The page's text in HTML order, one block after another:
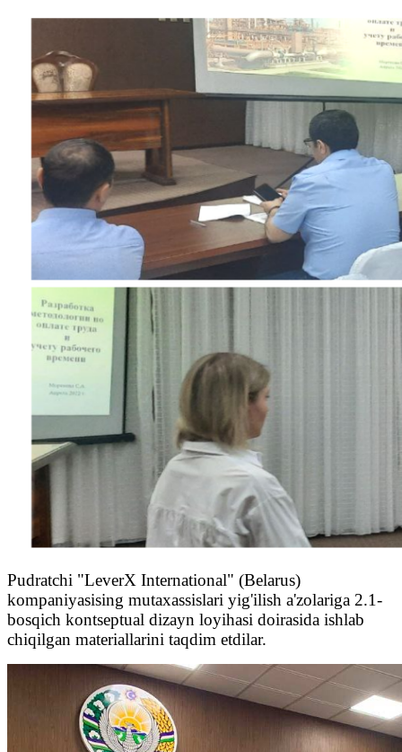
Pudratchi "LeverX International" (Belarus)
kompaniyasising mutaxassislari yig'ilish a'zolariga 2.1-
bosqich kontseptual dizayn loyihasi doirasida ishlab
chiqilgan materiallarini taqdim etdilar.